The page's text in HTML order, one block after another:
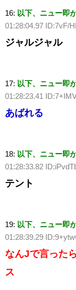
16: 以下、ニュー即
01:28:04.97 ID:7vF/
ジャルジャル
17: 以下、ニュー即
01:28:23.41
あばれる
18: 以下、ニュー即
01:28:33.82
テント
19: 以下、ニュー即
01:28:39.29
なんJで言った
ス